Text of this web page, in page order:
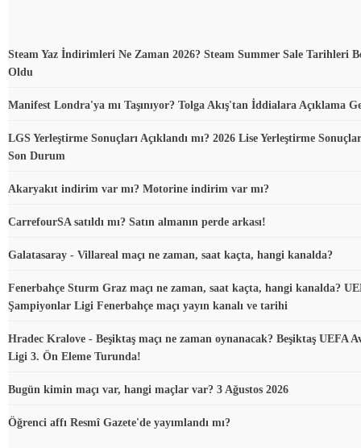
Steam Yaz İndirimleri Ne Zaman 2026? Steam Summer Sale Tarihleri
Oldu
Manifest Londra'ya mı Taşınıyor? Tolga Akış'tan İddialara Açıklama
LGS Yerleştirme Sonuçları Açıklandı mı? 2026 Lise Yerleştirme
Son Durum
Akaryakıt indirim var mı? Motorine indirim var mı?
CarrefourSA satıldı mı? Satın almanın perde arkası!
Galatasaray - Villareal maçı ne zaman, saat kaçta, hangi kanalda?
Fenerbahçe Sturm Graz maçı ne zaman, saat kaçta, hangi kanalda?
Şampiyonlar Ligi Fenerbahçe maçı yayın kanalı ve tarihi
Hradec Kralove - Beşiktaş maçı ne zaman oynanacak? Beşiktaş UEFA
Ligi 3. Ön Eleme Turunda!
Bugün kimin maçı var, hangi maçlar var? 3 Ağustos 2026
Öğrenci affı Resmî Gazete'de yayımlandı mı?